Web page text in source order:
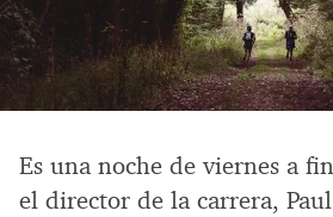
Es una noche de viernes a
el director de la carrera,